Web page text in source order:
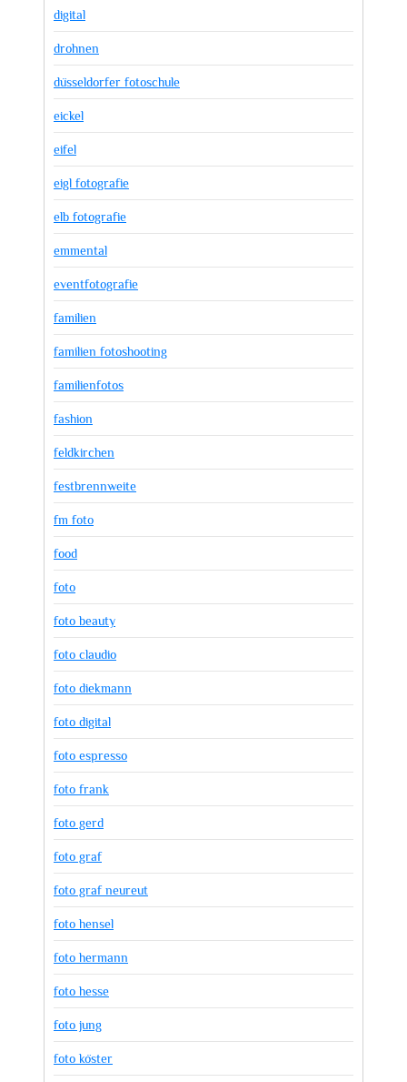
digital
drohnen
düsseldorfer fotoschule
eickel
eifel
eigl fotografie
elb fotografie
emmental
eventfotografie
familien
familien fotoshooting
familienfotos
fashion
feldkirchen
festbrennweite
fm foto
food
foto
foto beauty
foto claudio
foto diekmann
foto digital
foto espresso
foto frank
foto gerd
foto graf
foto graf neureut
foto hensel
foto hermann
foto hesse
foto jung
foto köster